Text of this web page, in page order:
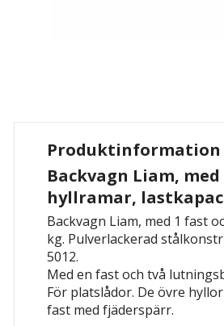
Produktinformation
Backvagn Liam,
hyllramar,
Backvagn Liam, med 1 fast
kg. Pulverlackerad
5012.
Med en fast och två
För platslådor. De övre
fast med fjäderspärr.